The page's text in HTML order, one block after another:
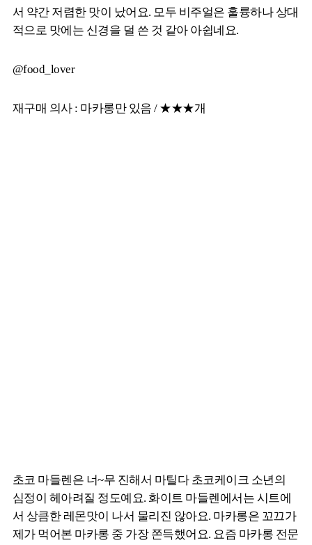
서 약간 저렴한 맛이 났어요. 모두 비주얼은 훌륭하나 상대
적으로 맛에는 신경을 덜 쓴 것 같아 아쉽네요.
@food_lover
재구매 의사 : 마카롱만 있음 / ★★★개
초코 마들렌은 너~무 진해서 마틸다 초코케이크 소년의
심정이 헤아려질 정도예요. 화이트 마들렌에서는 시트에
서 상큼한 레몬맛이 나서 물리진 않아요. 마카롱은 꼬끄가
제가 먹어본 마카롱 중 가장 쫀득했어요. 요즘 마카롱 전문